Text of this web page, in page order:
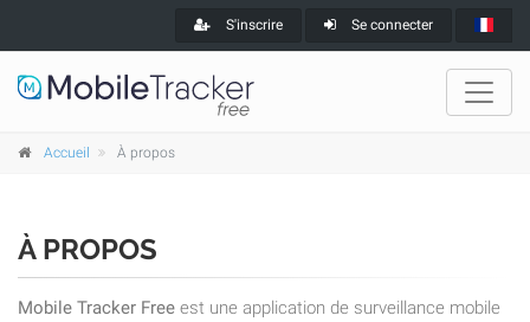
S'inscrire Se connecter
Accueil À propos
À PROPOS
Mobile Tracker Free est une application de surveillance mobile